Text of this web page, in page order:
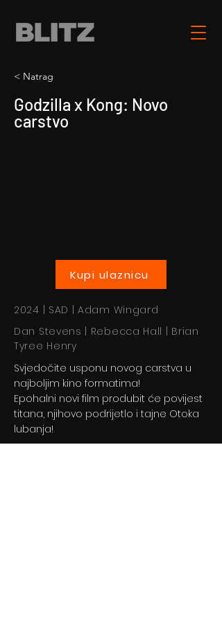
< Natrag
Godzilla x Kong: Novo
carstvo
Kupi ulaznicu
2024 | SAD | Adam Wingard
Dan Stevens | Rebecca Hall | Brian
Tyree Henry
Svjedočite usponu novog carstva u
najboljim kino formatima!
Epohalni novi film produbit će povijest
titana, njihovo podrijetlo i tajne Otoka
lubanja!